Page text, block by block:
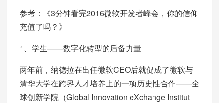
参考：《3分钟看完2016微软开发者峰会，你的信仰
充值了吗？ 》
1、学生——数字化转型的后备力量
两年前，纳德拉在出任微软CEO后就促成了微软与
清华大学在跨界人才培养上的一项历史性合作——全
球创新学院（Global Innovation eXchange Institut